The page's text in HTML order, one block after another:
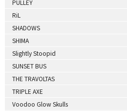
PULLEY
RiL
SHADOWS
SHIMA
Slightly Stoopid
SUNSET BUS
THE TRAVOLTAS
TRIPLE AXE
Voodoo Glow Skulls